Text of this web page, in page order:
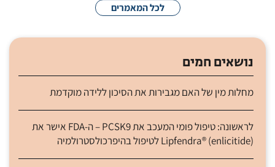
לכל המאמרים
נושאים חמים
מחלות מין של האם מגבירות את הסיכון ללידה מוקדמת
לראשונה: טיפול פומי המעכב את PCSK9 – ה-FDA אישר את
Lipfendra® (enlicitide) לטיפול בהיפרכולסטרולמיה